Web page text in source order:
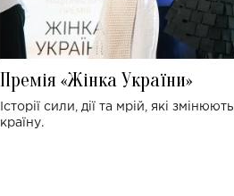
Премія «Жінка України»
Історії сили, дії та мрій, які змінюють
країну.